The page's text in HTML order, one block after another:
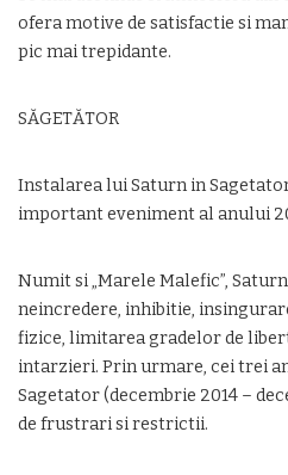
ofera motive de satisfactie si
pic mai trepidante.
SĂGETĂTOR
Instalarea lui Saturn in
important eveniment al anului
Numit si „Marele Malefic”,
neincredere, inhibitie,
fizice, limitarea gradelor de
intarzieri. Prin urmare, cei trei
Sagetator (decembrie 2014 –
de frustrari si restrictii.